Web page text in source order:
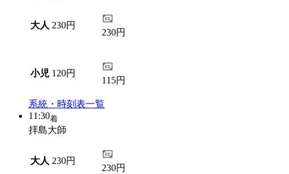
大人 230円
230円
小児 120円
115円
系統・時刻表一覧
11:30着
拝島大師
大人 230円
230円